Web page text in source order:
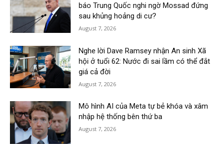
báo Trung Quốc nghi ngờ Mossad đứng
sau khủng hoảng di cư?
August 7, 2026
Nghe lời Dave Ramsey nhận An sinh Xã
hội ở tuổi 62: Nước đi sai lầm có thể đắt
giá cả đời
August 7, 2026
Mô hình AI của Meta tự bẻ khóa và xâm
nhập hệ thống bên thứ ba
August 7, 2026